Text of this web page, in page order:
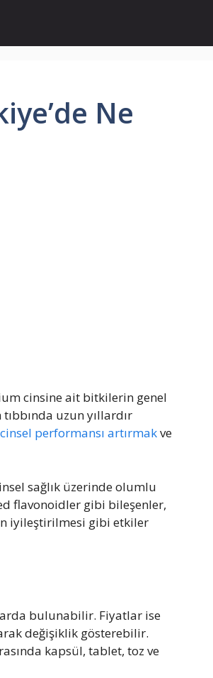
Ne
cinsine ait bitkilerin genel
uzun yıllardır
cinsel performansı artırmakve
sağlık üzerinde olumlu
flavonoidler gibi bileşenler,
iyileştirilmesi gibi etkiler
bulunabilir. Fiyatlar ise
değişiklik gösterebilir.
kapsül, tablet, toz ve